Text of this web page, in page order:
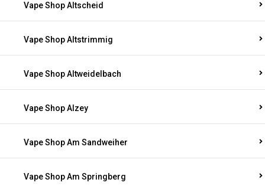
Vape Shop Altscheid
Vape Shop Altstrimmig
Vape Shop Altweidelbach
Vape Shop Alzey
Vape Shop Am Sandweiher
Vape Shop Am Springberg